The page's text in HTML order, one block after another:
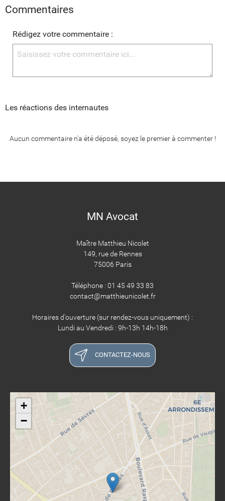
Commentaires
Rédigez votre commentaire :
Les réactions des internautes
Aucun commentaire n'a été déposé, soyez le premier à commenter !
MN Avocat
Maître Matthieu Nicolet
​​​​​​​149, rue de Rennes
75006 Paris
Téléphone : 01 45 49 33 83
contact@matthieunicolet.fr
Horaires d'ouverture (sur rendez-vous uniquement) :
Lundi au Vendredi : 9h-13h 14h-18h
CONTACTEZ-NOUS
+
−